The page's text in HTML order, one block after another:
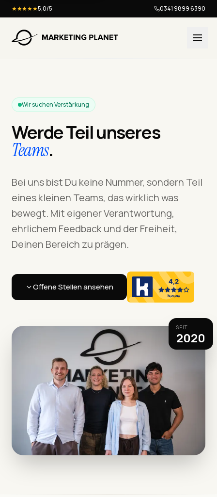
★★★★★5,0/5 0341 9899 6390
Wir suchen Verstärkung
Werde Teil unseres
Teams.
Bei uns bist Du keine Nummer, sondern Teil
eines kleinen Teams, das wirklich was
bewegt. Mit eigener Verantwortung,
ehrlichem Feedback und der Freiheit,
Deinen Bereich zu prägen.
Offene Stellen ansehen
SEIT
2020